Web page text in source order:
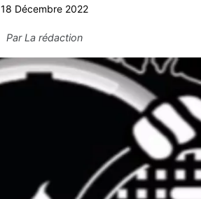
18 Décembre 2022
ParLa rédaction